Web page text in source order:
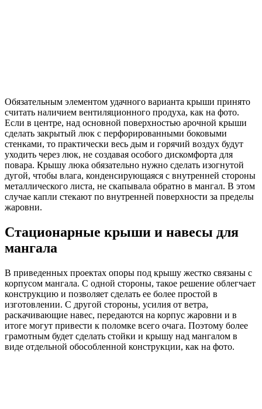
Обязательным элементом удачного варианта крыши принято
считать наличием вентиляционного продуха, как на фото.
Если в центре, над основной поверхностью арочной крыши
сделать закрытый люк с перфорированными боковыми
стенками, то практически весь дым и горячий воздух будут
уходить через люк, не создавая особого дискомфорта для
повара. Крышу люка обязательно нужно сделать изогнутой
дугой, чтобы влага, конденсирующаяся с внутренней стороны
металлического листа, не скапывала обратно в мангал. В этом
случае капли стекают по внутренней поверхности за пределы
жаровни.
Стационарные крыши и навесы для
мангала
В приведенных проектах опоры под крышу жестко связаны с
корпусом мангала. С одной стороны, такое решение облегчает
конструкцию и позволяет сделать ее более простой в
изготовлении. С другой стороны, усилия от ветра,
раскачивающие навес, передаются на корпус жаровни и в
итоге могут привести к поломке всего очага. Поэтому более
грамотным будет сделать стойки и крышу над мангалом в
виде отдельной обособленной конструкции, как на фото.